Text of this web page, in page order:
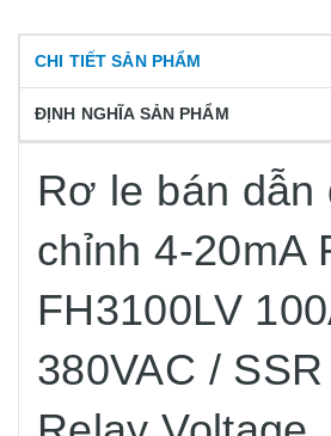
CHI TIẾT SẢN PHẨM
ĐỊNH NGHĨA SẢN PHẨM
Rơ le bán dẫn
chỉnh 4-20mA
FH3100LV
380VAC /